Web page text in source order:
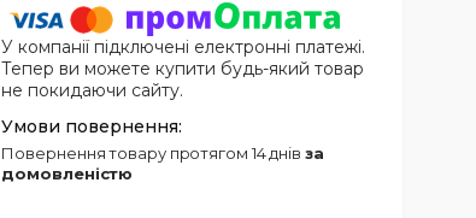
У компанії підключені електронні платежі.
Тепер ви можете купити будь-який товар
не покидаючи сайту.
повернення товару протягом 14 днів за
домовленістю